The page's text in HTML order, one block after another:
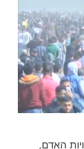
האדם,